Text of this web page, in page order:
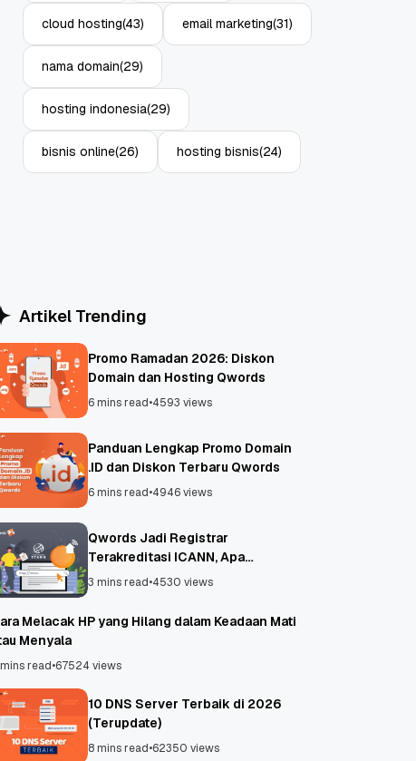
cloud hosting(43) email marketing(31)
nama domain(29)
hosting indonesia(29)
bisnis online(26) hosting bisnis(24)
Artikel Trending
Promo Ramadan 2026: Diskon
Domain dan Hosting Qwords
6 mins read•4593 views
Panduan Lengkap Promo Domain
.ID dan Diskon Terbaru Qwords
6 mins read•4946 views
Qwords Jadi Registrar
Terakreditasi ICANN, Apa
Untungnya?
3 mins read•4530 views
Melacak HP yang Hilang dalam Keadaan Mati
Menyala
read•67524 views
10 DNS Server Terbaik di 2026
(Terupdate)
8 mins read•62350 views